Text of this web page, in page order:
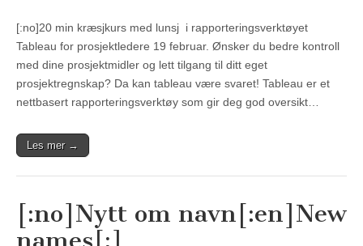
[:no]20 min kræsjkurs med lunsj i rapporteringsverktøyet
Tableau for prosjektledere 19 februar. Ønsker du bedre kontroll
med dine prosjektmidler og lett tilgang til ditt eget
prosjektregnskap? Da kan tableau være svaret! Tableau er et
nettbasert rapporteringsverktøy som gir deg god oversikt…
Les mer →
[:no]Nytt om navn[:en]New